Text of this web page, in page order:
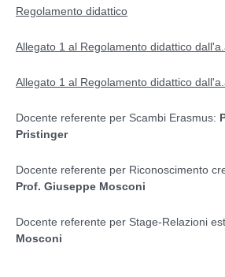
Regolamento didattico
Allegato 1 al Regolamento didattico
Allegato 1 al Regolamento didattico
Docente referente per Scambi Erasmus:
Pristinger
Docente referente per Riconoscimento
Prof. Giuseppe Mosconi
Docente referente per Stage-Relazioni
Mosconi